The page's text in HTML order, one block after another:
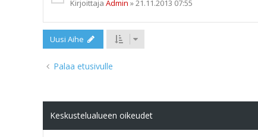
Kirjoittaja Admin »21.11.2013 07:55
Uusi Aihe
Palaa etusivulle
Keskustelualueen oikeudet